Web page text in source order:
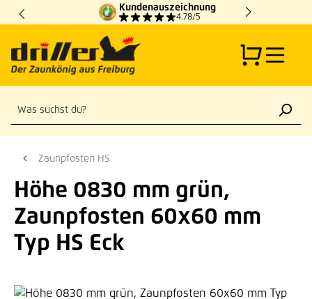
Zum Hauptinhalt springen
Kundenauszeichnung
4.78/5
Zaunpfosten HS
Höhe 0830 mm grün,
Zaunpfosten 60x60 mm
Typ HS Eck
Bildergalerie überspringen